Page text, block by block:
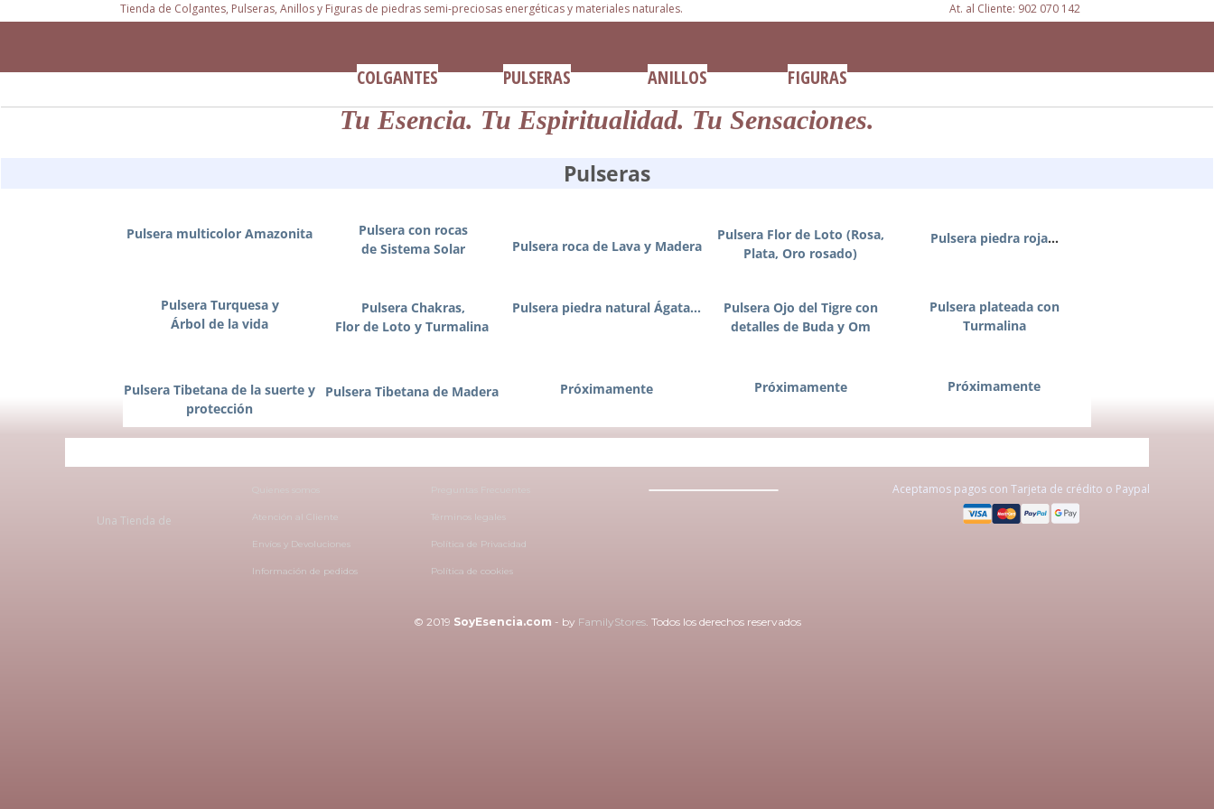
Tienda de Colgantes, Pulseras, Anillos y Figuras de piedras semi-preciosas energéticas y materiales naturales. At. al Cliente: 902 070 142
COLGANTES PULSERAS ANILLOS FIGURAS
Tu Esencia. Tu Espiritualidad. Tu Sensaciones.
Pulseras
Pulsera multicolor Amazonita
Pulsera con rocas
deSistema Solar Pulsera roca de Lava y Madera
Pulsera Flor de Loto (Rosa,
Plata, Oro rosado)
Pulsera piedra roja...
Pulsera Turquesa y
Árbol de la vida
Pulsera Chakras,
Flor de Loto y Turmalina
Pulsera piedra natural Ágata...
Pulsera Ojo del Tigre con
detalles de Buda y Om
Pulsera plateada con
Turmalina
Pulsera Tibetana de la suerte y
protección
Pulsera Tibetana de Madera Próximamente Próximamente Próximamente
Una Tienda de Atención al Cliente
Envíos y Devoluciones
Información de pedidos
Términos legales
Política de Privacidad
Política de cookies
Aceptamos pagos con Tarjeta de crédito o Paypal
© 2019 SoyEsencia.com - by FamilyStores. Todos los derechos reservados